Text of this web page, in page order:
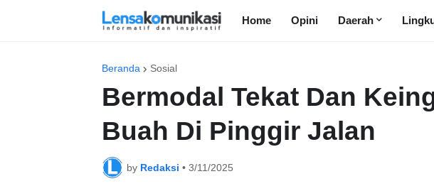
Home Opini Daerah
Beranda Sosial
Bermodal Tekat Dan
Buah Di Pinggir Jalan
by Redaksi • 3/11/2025